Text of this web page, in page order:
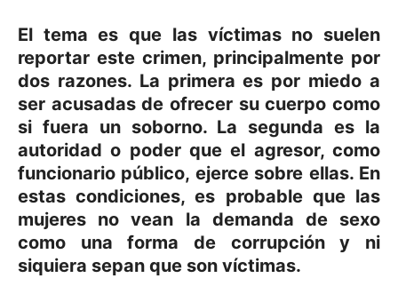
El tema es que las víctimas no suelen
reportar este crimen, principalmente por
dos razones. La primera es por miedo a
ser acusadas de ofrecer su cuerpo como
si fuera un soborno. La segunda es la
autoridad o poder que el agresor, como
funcionario público, ejerce sobre ellas. En
estas condiciones, es probable que las
mujeres no vean la demanda de sexo
como una forma de corrupción y ni
siquiera sepan que son víctimas.